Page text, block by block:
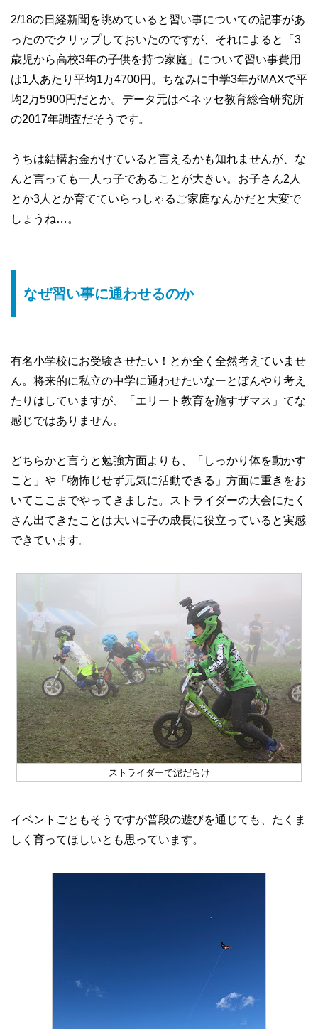
2/18の日経新聞を眺めていると習い事についての記事があ
ったのでクリップしておいたのですが、それによると「3
歳児から高校3年の子供を持つ家庭」について習い事費用
は1人あたり平均1万4700円。ちなみに中学3年がMAXで平
均2万5900円だとか。データ元はベネッセ教育総合研究所
の2017年調査だそうです。
うちは結構お金かけていると言えるかも知れませんが、な
んと言っても一人っ子であることが大きい。お子さん2人
とか3人とか育てていらっしゃるご家庭なんかだと大変で
しょうね…。
なぜ習い事に通わせるのか
有名小学校にお受験させたい！とか全く全然考えていませ
ん。将来的に私立の中学に通わせたいなーとぼんやり考え
たりはしていますが、「エリート教育を施すザマス」てな
感じではありません。
どちらかと言うと勉強方面よりも、「しっかり体を動かす
こと」や「物怖じせず元気に活動できる」方面に重きをお
いてここまでやってきました。ストライダーの大会にたく
さん出てきたことは大いに子の成長に役立っていると実感
できています。
ストライダーで泥だらけ
イベントごともそうですが普段の遊びを通じても、たくま
しく育ってほしいとも思っています。